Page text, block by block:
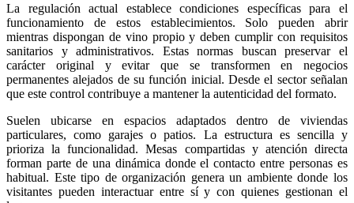
La regulación actual establece condiciones específicas para el
funcionamiento de estos establecimientos. Solo pueden abrir
mientras dispongan de vino propio y deben cumplir con requisitos
sanitarios y administrativos. Estas normas buscan preservar el
carácter original y evitar que se transformen en negocios
permanentes alejados de su función inicial. Desde el sector señalan
que este control contribuye a mantener la autenticidad del formato.
Suelen ubicarse en espacios adaptados dentro de viviendas
particulares, como garajes o patios. La estructura es sencilla y
prioriza la funcionalidad. Mesas compartidas y atención directa
forman parte de una dinámica donde el contacto entre personas es
habitual. Este tipo de organización genera un ambiente donde los
visitantes pueden interactuar entre sí y con quienes gestionan el